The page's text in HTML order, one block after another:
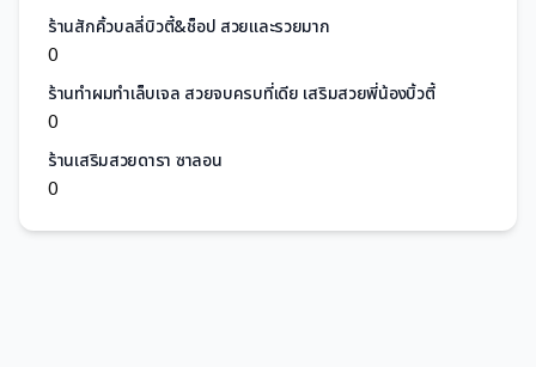
ร้านสักคิ้วบลลี่บิวตี้&ช็อป สวยและรวยมาก
0
ร้านทำผมทำเล็บเจล สวยจบครบที่เดีย เสริมสวยพี่น้องบิ้วตี้
0
ร้านเสริมสวยดารา ซาลอน
0